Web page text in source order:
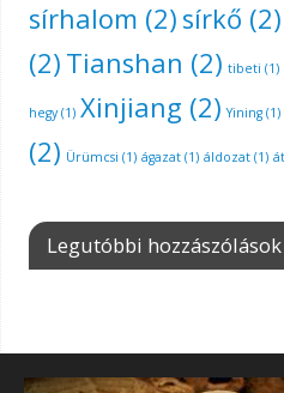
sírhalom (2) sírkő (2)
(2) Tianshan (2) tibeti (1)
hegy(1) Xinjiang (2) Yining(1)
(2) Ürümcsi (1) ágazat(1) áldozat(1)
Legutóbbi hozzászólások